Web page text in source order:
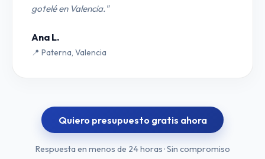
gotelé en Valencia."
Ana L.
📍 Paterna, Valencia
Quiero presupuesto gratis ahora
Respuesta en menos de 24 horas · Sin compromiso